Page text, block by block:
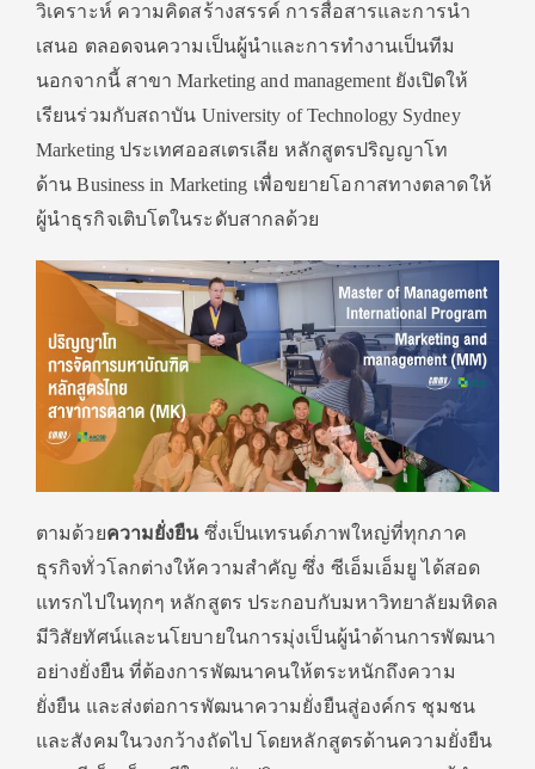
วิเคราะห์ ความคิดสร้างสรรค์ การสื่อสารและการนำ
เสนอ ตลอดจนความเป็นผู้นำและการทำงานเป็นทีม
นอกจากนี้ สาขา Marketing and management ยังเปิดให้
เรียนร่วมกับสถาบัน University of Technology Sydney
Marketing ประเทศออสเตรเลีย หลักสูตรปริญญาโท
ด้าน Business in Marketing เพื่อขยายโอกาสทางตลาดให้
ผู้นำธุรกิจเติบโตในระดับสากลด้วย
ตามด้วยความยั่งยืนซึ่งเป็นเทรนด์ภาพใหญ่ที่ทุกภาค
ธุรกิจทั่วโลกต่างให้ความสำคัญ ซึ่ง ซีเอ็มเอ็มยู ได้สอด
แทรกไปในทุกๆ หลักสูตร ประกอบกับมหาวิทยาลัยมหิดล
มีวิสัยทัศน์และนโยบายในการมุ่งเป็นผู้นำด้านการพัฒนา
อย่างยั่งยืน ที่ต้องการพัฒนาคนให้ตระหนักถึงความ
ยั่งยืน และส่งต่อการพัฒนาความยั่งยืนสู่องค์กร ชุมชน
และสังคมในวงกว้างถัดไป โดยหลักสูตรด้านความยั่งยืน